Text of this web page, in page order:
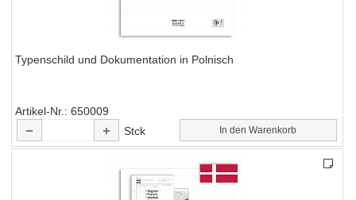
Typenschild und Dokumentation in Polnisch
Artikel-Nr.
650009
Stck
In den Warenkorb